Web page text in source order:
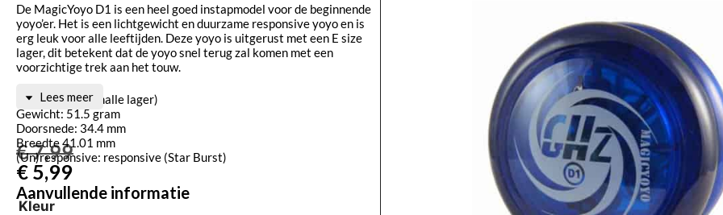
De MagicYoyo D1 is een heel goed instapmodel voor de beginnende
yoyo’er. Het is een lichtgewicht en duurzame responsive yoyo en is
erg leuk voor alle leeftijden. Deze yoyo is uitgerust met een E size
lager, dit betekent dat de yoyo snel terug zal komen met een
voorzichtige trek aan het touw.
Lager: size E (smalle lager)
Gewicht: 51.5 gram
Doorsnede: 34.4 mm
Breedte 41.01 mm
(Un)responsive: responsive (Star Burst)
Aanvullende informatie
Lees meer
€7,99
€ 5,99
Kleur